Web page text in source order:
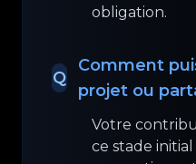
obligation.
Q
Comment
projet ou
Votre
ce stade